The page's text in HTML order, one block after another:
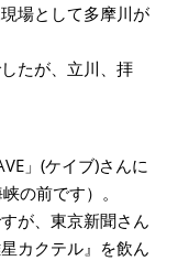
場として多摩川が
たが、立川、拝
」(ケイブ)さんに
の前です）。
が、東京新聞さん
カクテル』を飲ん